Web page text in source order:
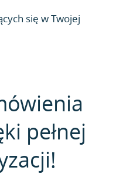
się w Twojej
pełnej